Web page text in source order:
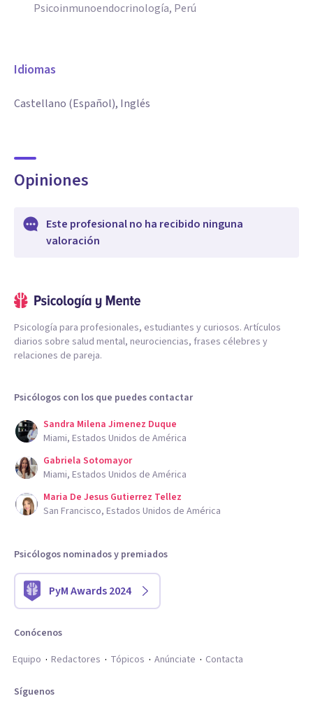
Psicoinmunoendocrinología, Perú
Idiomas
Castellano (Español), Inglés
Opiniones
Este profesional no ha recibido ninguna
valoración
Psicología para profesionales, estudiantes y curiosos. Artículos
diarios sobre salud mental, neurociencias, frases célebres y
relaciones de pareja.
Psicólogos con los que puedes contactar
Sandra Milena Jimenez Duque
Miami, Estados Unidos de América
Gabriela Sotomayor
Miami, Estados Unidos de América
Maria De Jesus Gutierrez Tellez
San Francisco, Estados Unidos de América
Psicólogos nominados y premiados
PyM Awards 2024
Conócenos
Equipo
Redactores Tópicos Anúnciate Contacta
Síguenos